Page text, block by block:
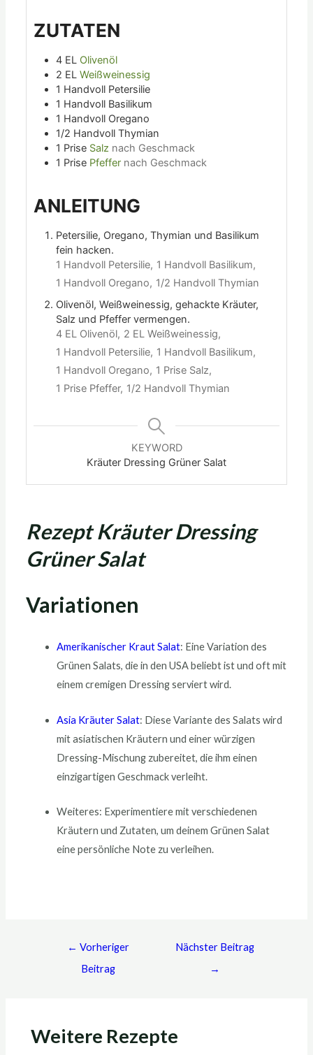
ZUTATEN
4 EL Olivenöl
2 EL Weißweinessig
1 Handvoll Petersilie
1 Handvoll Basilikum
1 Handvoll Oregano
1/2 Handvoll Thymian
1 Prise Salz nach Geschmack
1 Prise Pfeffer nach Geschmack
ANLEITUNG
Petersilie, Oregano, Thymian und Basilikum
fein hacken.
1 Handvoll Petersilie, 1 Handvoll Basilikum,
1 Handvoll Oregano, 1/2 Handvoll Thymian
Olivenöl, Weißweinessig, gehackte Kräuter,
Salz und Pfeffer vermengen.
4 EL Olivenöl, 2 EL Weißweinessig,
1 Handvoll Petersilie, 1 Handvoll Basilikum,
1 Handvoll Oregano, 1 Prise Salz,
1 Prise Pfeffer, 1/2 Handvoll Thymian
KEYWORD
Kräuter Dressing Grüner Salat
Rezept Kräuter Dressing
Grüner Salat
Variationen
Amerikanischer Kraut Salat: Eine Variation des
Grünen Salats, die in den USA beliebt ist und oft mit
einem cremigen Dressing serviert wird.
Asia Kräuter Salat: Diese Variante des Salats wird
mit asiatischen Kräutern und einer würzigen
Dressing-Mischung zubereitet, die ihm einen
einzigartigen Geschmack verleiht.
Weiteres: Experimentiere mit verschiedenen
Kräutern und Zutaten, um deinem Grünen Salat
eine persönliche Note zu verleihen.
← Vorheriger
Beitrag
Nächster Beitrag
→
Weitere Rezepte